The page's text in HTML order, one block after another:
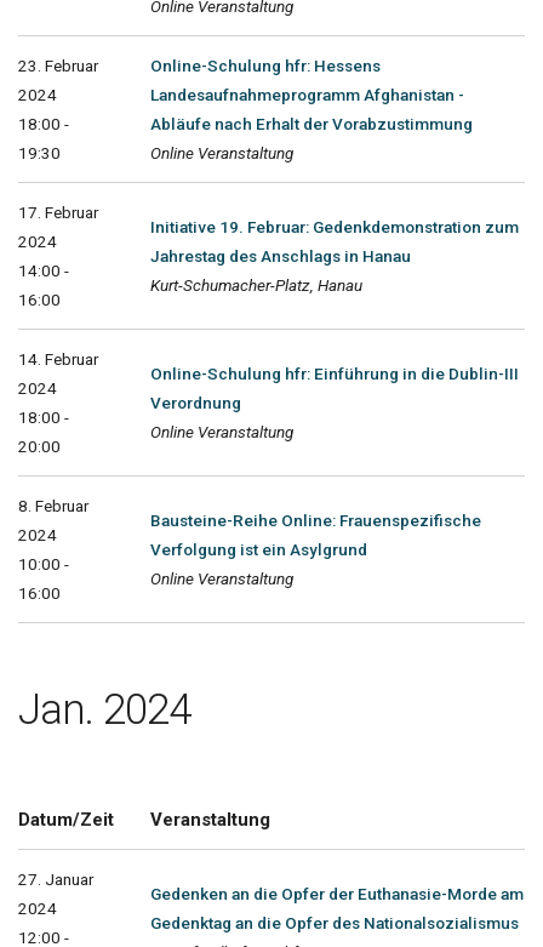
Online Veranstaltung
23. Februar
2024
18:00 -
19:30
Online-Schulung hfr: Hessens
Landesaufnahmeprogramm Afghanistan -
Abläufe nach Erhalt der Vorabzustimmung
Online Veranstaltung
17. Februar
2024
14:00 -
16:00
Initiative 19. Februar: Gedenkdemonstration zum
Jahrestag des Anschlags in Hanau
Kurt-Schumacher-Platz, Hanau
14. Februar
2024
18:00 -
20:00
Online-Schulung hfr: Einführung in die Dublin-III
Verordnung
Online Veranstaltung
8. Februar
2024
10:00 -
16:00
Bausteine-Reihe Online: Frauenspezifische
Verfolgung ist ein Asylgrund
Online Veranstaltung
Jan. 2024
Datum/Zeit Veranstaltung
27. Januar
2024
12:00 -
Gedenken an die Opfer der Euthanasie-Morde am
Gedenktag an die Opfer des Nationalsozialismus